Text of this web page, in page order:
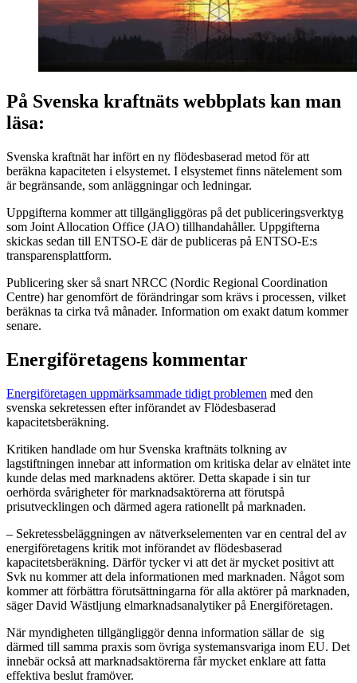
På Svenska kraftnäts webbplats kan man
läsa:
Svenska kraftnät har infört en ny flödesbaserad metod för att
beräkna kapaciteten i elsystemet. I elsystemet finns nätelement som
är begränsande, som anläggningar och ledningar.
Uppgifterna kommer att tillgängliggöras på det publiceringsverktyg
som Joint Allocation Office (JAO) tillhandahåller. Uppgifterna
skickas sedan till ENTSO-E där de publiceras på ENTSO-E:s
transparensplattform.
Publicering sker så snart NRCC (Nordic Regional Coordination
Centre) har genomfört de förändringar som krävs i processen, vilket
beräknas ta cirka två månader. Information om exakt datum kommer
senare.
Energiföretagens kommentar
Energiföretagen uppmärksammade tidigt problemen med den
svenska sekretessen efter införandet av Flödesbaserad
kapacitetsberäkning.
Kritiken handlade om hur Svenska kraftnäts tolkning av
lagstiftningen innebar att information om kritiska delar av elnätet inte
kunde delas med marknadens aktörer. Detta skapade i sin tur
oerhörda svårigheter för marknadsaktörerna att förutspå
prisutvecklingen och därmed agera rationellt på marknaden.
– Sekretessbeläggningen av nätverkselementen var en central del av
energiföretagens kritik mot införandet av flödesbaserad
kapacitetsberäkning. Därför tycker vi att det är mycket positivt att
Svk nu kommer att dela informationen med marknaden. Något som
kommer att förbättra förutsättningarna för alla aktörer på marknaden,
säger David Wästljung elmarknadsanalytiker på Energiföretagen.
När myndigheten tillgängliggör denna information sällar de sig
därmed till samma praxis som övriga systemansvariga inom EU. Det
innebär också att marknadsaktörerna får mycket enklare att fatta
effektiva beslut framöver.